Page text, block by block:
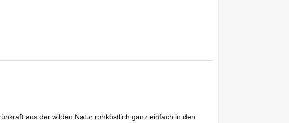
aus der wilden Natur rohköstlich ganz einfach in den